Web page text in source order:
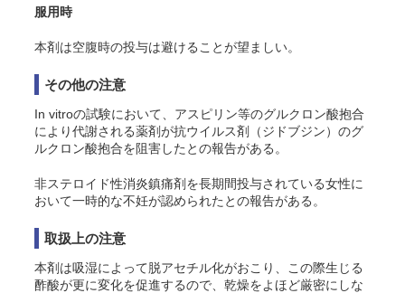
服用時
本剤は空腹時の投与は避けることが望ましい。
その他の注意
In vitroの試験において、アスピリン等のグルクロン酸抱合
により代謝される薬剤が抗ウイルス剤（ジドブジン）のグ
ルクロン酸抱合を阻害したとの報告がある。
非ステロイド性消炎鎮痛剤を長期間投与されている女性に
おいて一時的な不妊が認められたとの報告がある。
取扱上の注意
本剤は吸湿によって脱アセチル化がおこり、この際生じる
酢酸が更に変化を促進するので、乾燥をよほど厳密にしな